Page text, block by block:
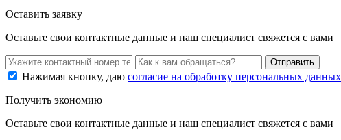
Оставить заявку
Оставьте свои контактные данные и наш специалист свяжется с вами
Нажимая кнопку, даю согласие на обработку персональных данных
Получить экономию
Оставьте свои контактные данные и наш специалист свяжется с вами